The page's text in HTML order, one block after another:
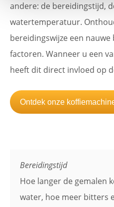
andere: de bereidingstijd,
watertemperatuur.
bereidingswijze een nauwe
factoren. Wanneer u een
heeft dit direct invloed op
Ontdek onze
Bereidingstijd
Hoe langer de gemalen
water, hoe meer bitters